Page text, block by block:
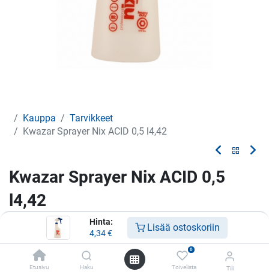
Hinta:
4,34€ Lisää ostoskoriin
Etusivu Haku
0
Toivelista Tili
Kauppa
Tarvikkeet
Kwazar Sprayer Nix ACID 0,5 l4,42
Kwazar Sprayer Nix ACID 0,5
l4,42
Sumupullo
4,34€